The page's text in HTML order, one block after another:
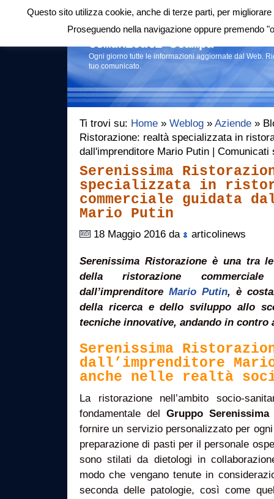
Login|RSS |
Comunicati stampa
Ogni giorno tutte le informazioni aggiornate dal Web.
tuo comunicato.
Ti trovi su: Home » Weblog » Aziende »
Ristorazione: realtà specializzata in
dall'imprenditore Mario Putin | Comunicati
Serenissima
specializzata in
commerciale guidata
Mario Putin
18 Maggio 2016 da articolinews
Serenissima Ristorazione è una tra
della ristorazione
dall’imprenditore Mario Putin, è
della ricerca e dello sviluppo allo
tecniche innovative, andando in contro
Serenissima
dall’imprenditore
anche nelle realtà
La ristorazione nell’ambito socio-
fondamentale delGruppo
fornire un servizio personalizzato per
preparazione di pasti per il personale
sono stilati da dietologi in
modo che vengano tenute in
seconda delle patologie, così come
Questo sito utilizza cookie, anche di terze parti, per
Proseguendo nella navigazione oppure premendo